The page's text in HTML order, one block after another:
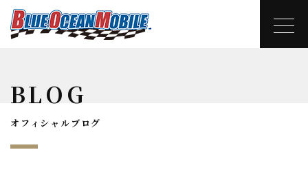
BLOG
オフィシャルブログ